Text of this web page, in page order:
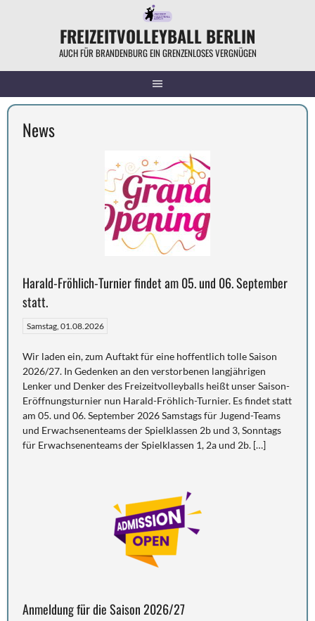
FREIZEITVOLLEYBALL BERLIN
AUCH FÜR BRANDENBURG EIN GRENZENLOSES VERGNÜGEN
News
Harald-Fröhlich-Turnier findet am 05. und 06. September
statt.
Samstag, 01.08.2026
Wir laden ein, zum Auftakt für eine hoffentlich tolle Saison
2026/27. In Gedenken an den verstorbenen langjährigen
Lenker und Denker des Freizeitvolleyballs heißt unser Saison-
Eröffnungsturnier nun Harald-Fröhlich-Turnier. Es findet statt
am 05. und 06. September 2026 Samstags für Jugend-Teams
und Erwachsenenteams der Spielklassen 2b und 3, Sonntags
für Erwachsenenteams der Spielklassen 1, 2a und 2b. […]
Anmeldung für die Saison 2026/27